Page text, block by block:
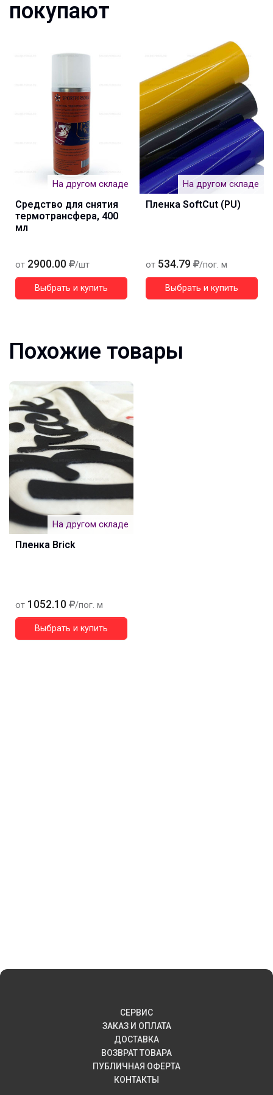
покупают
На другом складе
Средство для снятия
термотрансфера, 400
мл
от 2900.00 /шт
Выбрать и купить
На другом складе
Пленка SoftCut (PU)
от 534.79 /пог. м
Выбрать и купить
Похожие товары
На другом складе
Пленка Brick
от 1052.10 /пог. м
Выбрать и купить
СЕРВИС
ЗАКАЗ И ОПЛАТА
ДОСТАВКА
ВОЗВРАТ ТОВАРА
ПУБЛИЧНАЯ ОФЕРТА
КОНТАКТЫ